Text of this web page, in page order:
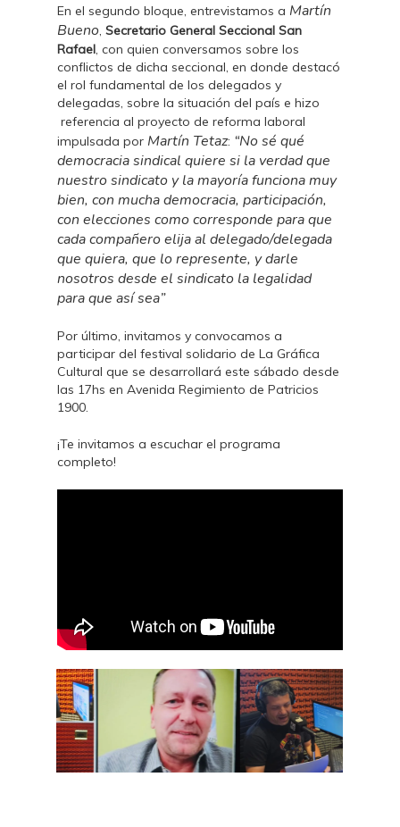
En el segundo bloque, entrevistamos a Martín
Bueno,Secretario General Seccional San
Rafael, con quien conversamos sobre los
conflictos de dicha seccional, en donde destacó
el rol fundamental de los delegados y
delegadas, sobre la situación del país e hizo
referencia al proyecto de reforma laboral
impulsada por Martín Tetaz: “No sé qué
democracia sindical quiere si la verdad que
nuestro sindicato y la mayoría funciona muy
bien, con mucha democracia, participación,
con elecciones como corresponde para que
cada compañero elija al delegado/delegada
que quiera, que lo represente, y darle
nosotros desde el sindicato la legalidad
para que así sea”
Por último, invitamos y convocamos a
participar del festival solidario de La Gráfica
Cultural que se desarrollará este sábado desde
las 17hs en Avenida Regimiento de Patricios
1900.
¡Te invitamos a escuchar el programa
completo!